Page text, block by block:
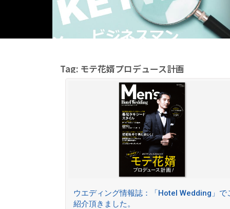
Tag: モテ花婿プロデュース計画
ウエディング情報誌：「Hotel Wedding」で
紹介頂きました。